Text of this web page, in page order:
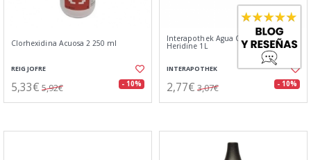
Clorhexidina Acuosa 2 250 ml
REIG JOFRE
5,33€ 5,92€ - 10%
Interapothek Agua Oxigenada
Heridine 1L
INTERAPOTHEK
2,77€ 3,07€ - 10%